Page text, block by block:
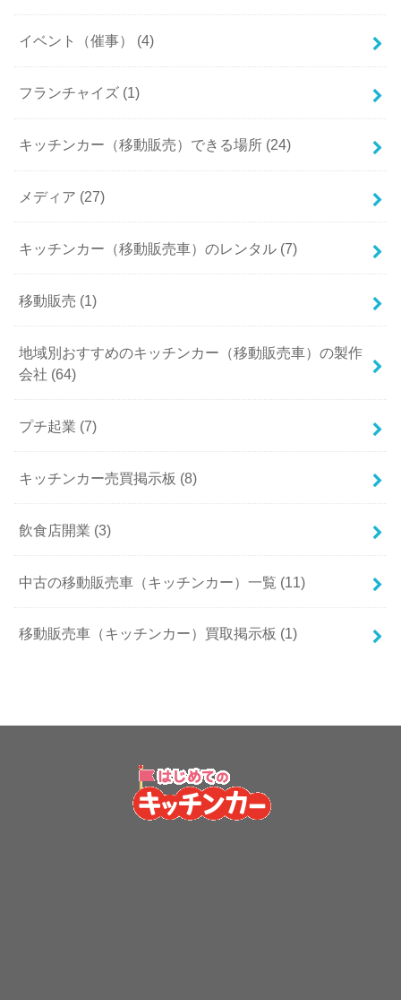
イベント（催事） (4)
フランチャイズ (1)
キッチンカー（移動販売）できる場所 (24)
メディア (27)
キッチンカー（移動販売車）のレンタル (7)
移動販売 (1)
地域別おすすめのキッチンカー（移動販売車）の製作
会社 (64)
プチ起業 (7)
キッチンカー売買掲示板 (8)
飲食店開業 (3)
中古の移動販売車（キッチンカー）一覧 (11)
移動販売車（キッチンカー）買取掲示板 (1)